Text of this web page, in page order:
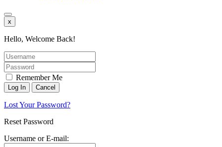
x
Hello, Welcome Back!
Remember Me
Lost Your Password?
Reset Password
Username or E-mail: